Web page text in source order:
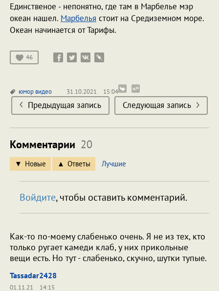
Единственое - непонятно, где там в Марбелье мэр
океан нашел. Марбелья стоит на Средиземном море.
Океан начинается от Тарифы.
46
юмор видео 31.10.2021 15:04
Предыдущая запись Следующая запись
Комментарии 20
Новые Ответы Лучшие
Войдите, чтобы оставить комментарий.
Как-то по-моему слабенько очень. Я не из тех, кто
только ругает камеди клаб, у них прикольные
вещи есть. Но тут - слабенько, скучно, шутки тупые.
Tassadar2428
01.11.21
14:15